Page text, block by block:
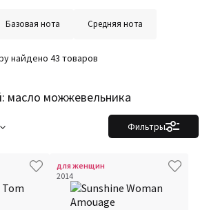
Базовая нота Средняя нота
масло можжевельника
найдено 43 товаров
Фильтры
для женщин
2014